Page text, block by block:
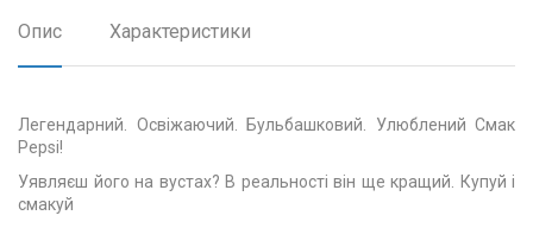
Опис Характеристики
Легендарний. Освіжаючий. Бульбашковий. Улюблений Смак
Pepsi!
Уявляєш його на вустах? В реальності він ще кращий. Купуй і
смакуй